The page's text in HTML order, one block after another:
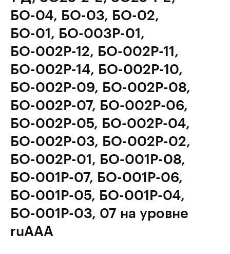
БО-04, БО-03, БО-02,
БО-01, БО-003Р-01,
БО-002Р-12, БО-002Р-11,
БО-002Р-14, БО-002Р-10,
БО-002Р-09, БО-002Р-08,
БО-002Р-07, БО-002Р-06,
БО-002Р-05, БО-002Р-04,
БО-002Р-03, БО-002Р-02,
БО-002Р-01, БО-001Р-08,
БО-001Р-07, БО-001Р-06,
БО-001Р-05, БО-001Р-04,
БО-001Р-03, 07 на уровне
ruAAA